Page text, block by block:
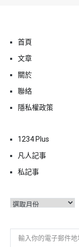
首頁
文章
關於
聯絡
隱私權政策
1234 Plus
凡人記事
私記事
彙
輸入你的電子郵件地址…